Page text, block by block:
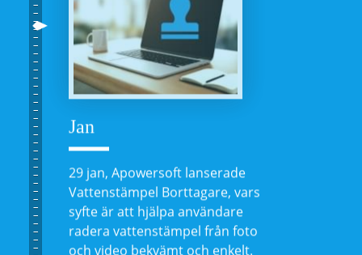
Jan
29 jan, Apowersoft lanserade
Vattenstämpel Borttagare, vars
syfte är att hjälpa användare
radera vattenstämpel från foto
och video bekvämt och enkelt.